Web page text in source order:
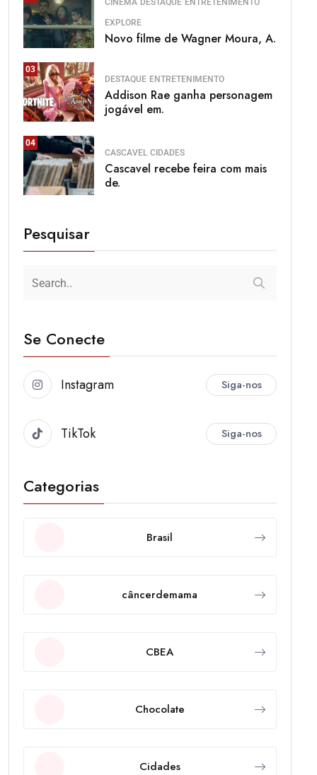
CINEMA DESTAQUE ENTRETENIMENTO
EXPLORE
Novo filme de Wagner Moura, A.
03
DESTAQUE ENTRETENIMENTO
Addison Rae ganha personagem
jogável em.
04
CASCAVEL CIDADES
Cascavel recebe feira com mais
de.
Pesquisar
Se Conecte
Instagram Siga-nos
TikTok Siga-nos
Categorias
Brasil
câncerdemama
CBEA
Chocolate
Cidades